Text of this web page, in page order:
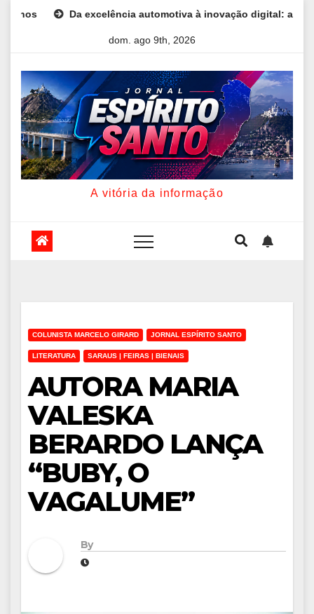
à inovação digital: a trajetória internacional da
dom. ago 9th, 2026
A vitória da informação
COLUNISTA MARCELO GIRARD JORNAL ESPÍRITO SANTO
LITERATURA SARAUS | FEIRAS | BIENAIS
AUTORA MARIA
VALESKA
BERARDO LANÇA
“BUBY, O
VAGALUME”
By